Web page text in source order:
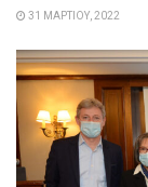
31 ΜΑΡΤΊΟΥ, 2022